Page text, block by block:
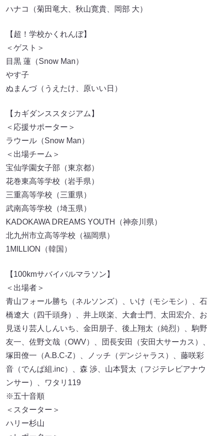
ハナコ（菊田竜大、秋山寛貴、岡部 大）
【超！学校かくれんぼ】
＜ゲスト＞
目黒 蓮（Snow Man）
やす子
ぬまんづ（うえたけ、原いい日）
【カギダンススタジアム】
＜応援サポーター＞
ラウール（Snow Man）
＜出場チーム＞
宝仙学園女子部（東京都）
花巻東高等学校（岩手県）
三重高等学校（三重県）
武南高等学校（埼玉県）
KADOKAWA DREAMS YOUTH（神奈川県）
北九州市立高等学校（福岡県）
1MILLION（韓国）
【100kmサバイバルマラソン】
＜出場者＞
青山フォール勝ち（ネルソンズ）、いけ（モシモシ）、石
橋遼大（四千頭身）、井上咲楽、大倉士門、太田宏介、お
見送り芸人しんいち、金田朋子、後上翔太（純烈）、駒野
友一、佐野文哉（OWV）、団長安田（安田大サーカス）、
塚田僚一（A.B.C-Z）、ノッチ（デンジャラス）、藤咲彩
音（でんぱ組.inc）、森 渉、山本賢太（フジテレビアナウ
ンサー）、ワタリ119
※五十音順
＜スターター＞
ハリー杉山